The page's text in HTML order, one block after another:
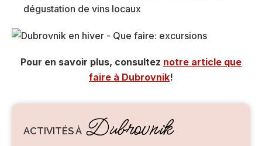
dégustation de vins locaux
Pour en savoir plus, consultez notre article que
faire à Dubrovnik!
ACTIVITÉS À Dubrovnik